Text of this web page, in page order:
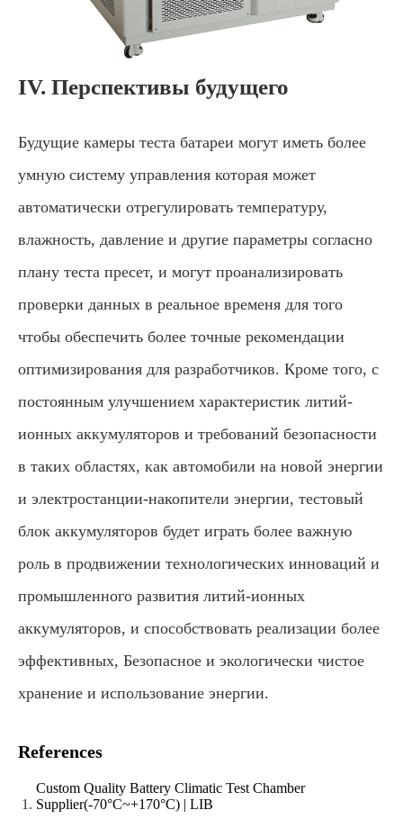
IV. Перспективы будущего
Будущие камеры теста батареи могут иметь более
умную систему управления которая может
автоматически отрегулировать температуру,
влажность, давление и другие параметры согласно
плану теста пресет, и могут проанализировать
проверки данных в реальное временя для того
чтобы обеспечить более точные рекомендации
оптимизирования для разработчиков. Кроме того, с
постоянным улучшением характеристик литий-
ионных аккумуляторов и требований безопасности
в таких областях, как автомобили на новой энергии
и электростанции-накопители энергии, тестовый
блок аккумуляторов будет играть более важную
роль в продвижении технологических инноваций и
промышленного развития литий-ионных
аккумуляторов, и способствовать реализации более
эффективных, Безопасное и экологически чистое
хранение и использование энергии.
References
Custom Quality Battery Climatic Test Chamber
Supplier(-70°C~+170°C) | LIB